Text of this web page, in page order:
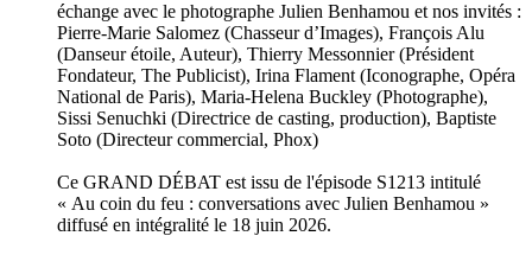
échange avec le photographe Julien Benhamou et nos invités :
Pierre-Marie Salomez (Chasseur d’Images), François Alu
(Danseur étoile, Auteur), Thierry Messonnier (Président
Fondateur, The Publicist), Irina Flament (Iconographe, Opéra
National de Paris), Maria-Helena Buckley (Photographe),
Sissi Senuchki (Directrice de casting, production), Baptiste
Soto (Directeur commercial, Phox)
Ce GRAND DÉBAT est issu de l'épisode S1213 intitulé
« Au coin du feu : conversations avec Julien Benhamou »
diffusé en intégralité le 18 juin 2026.